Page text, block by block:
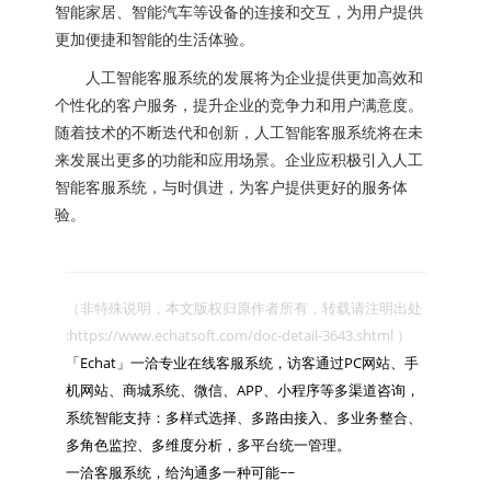
智能家居、智能汽车等设备的连接和交互，为用户提供
更加便捷和智能的生活体验。
人工智能客服系统的发展将为企业提供更加高效和
个性化的客户服务，提升企业的竞争力和用户满意度。
随着技术的不断迭代和创新，人工智能客服系统将在未
来发展出更多的功能和应用场景。企业应积极引入人工
智能客服系统，与时俱进，为客户提供更好的服务体
验。
（非特殊说明，本文版权归原作者所有，转载请注明出处
:https://www.echatsoft.com/doc-detail-3643.shtml ）
「Echat」一洽专业在线客服系统，访客通过PC网站、手
机网站、商城系统、微信、APP、小程序等多渠道咨询，
系统智能支持：多样式选择、多路由接入、多业务整合、
多角色监控、多维度分析，多平台统一管理。
一洽客服系统，给沟通多一种可能~~